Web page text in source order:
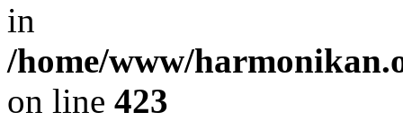
in
/home/www/
on line 423